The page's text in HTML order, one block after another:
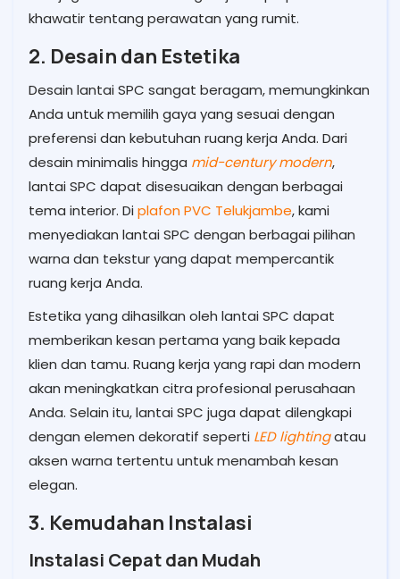
khawatir tentang perawatan yang rumit.
2. Desain dan Estetika
Desain lantai SPC sangat beragam, memungkinkan
Anda untuk memilih gaya yang sesuai dengan
preferensi dan kebutuhan ruang kerja Anda. Dari
desain minimalis hingga mid-century modern,
lantai SPC dapat disesuaikan dengan berbagai
tema interior. Diplafon PVC Telukjambe, kami
menyediakan lantai SPC dengan berbagai pilihan
warna dan tekstur yang dapat mempercantik
ruang kerja Anda.
Estetika yang dihasilkan oleh lantai SPC dapat
memberikan kesan pertama yang baik kepada
klien dan tamu. Ruang kerja yang rapi dan modern
akan meningkatkan citra profesional perusahaan
Anda. Selain itu, lantai SPC juga dapat dilengkapi
dengan elemen dekoratif seperti LED lightingatau
aksen warna tertentu untuk menambah kesan
elegan.
3. Kemudahan Instalasi
Instalasi Cepat dan Mudah